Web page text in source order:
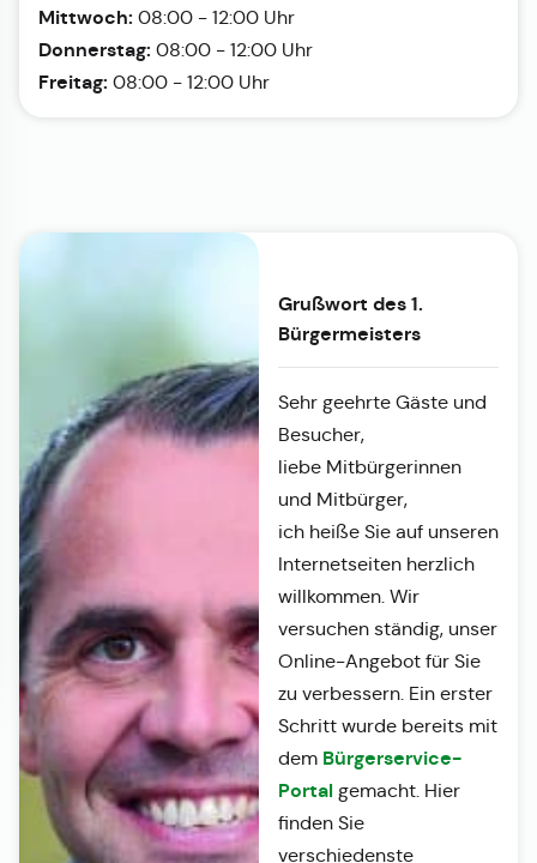
Mittwoch: 08:00 - 12:00 Uhr
Donnerstag: 08:00 - 12:00 Uhr
Freitag: 08:00 - 12:00 Uhr
Grußwort des 1.
Bürgermeisters
Sehr geehrte Gäste und
Besucher,
liebe Mitbürgerinnen
und Mitbürger,
ich heiße Sie auf unseren
Internetseiten herzlich
willkommen. Wir
versuchen ständig, unser
Online-Angebot für Sie
zu verbessern. Ein erster
Schritt wurde bereits mit
dem Bürgerservice-
Portalgemacht. Hier
finden Sie
verschiedenste